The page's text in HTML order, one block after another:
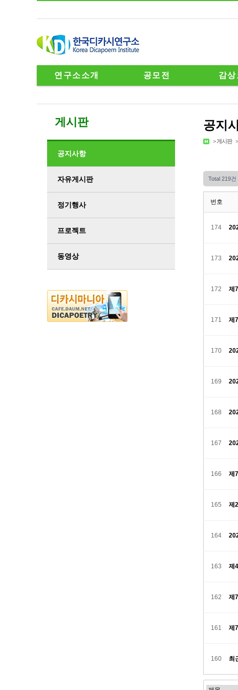
연구소소개 공모전 감상
공지
>게시판 >
Total 219건
번호
174
173
172 제
171 제
170
169
168
167
166 제
165 제
164
163 제
162 제
161 제
160 최
게시판
공지사항
자유게시판
정기행사
프로젝트
동영상